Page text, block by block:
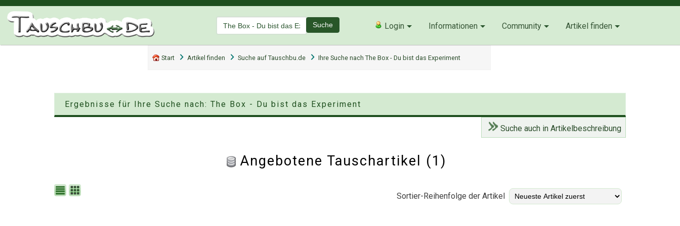
Suche Login Informationen Community Artikel finden
Start Artikel finden Suche auf Tauschbu.de Ihre Suche nach The Box - Du bist das Experiment
Ergebnisse für Ihre Suche nach: The Box - Du bist das Experiment
Suche auch in Artikelbeschreibung
Angebotene Tauschartikel (1)
Sortier-Reihenfolge der Artikel